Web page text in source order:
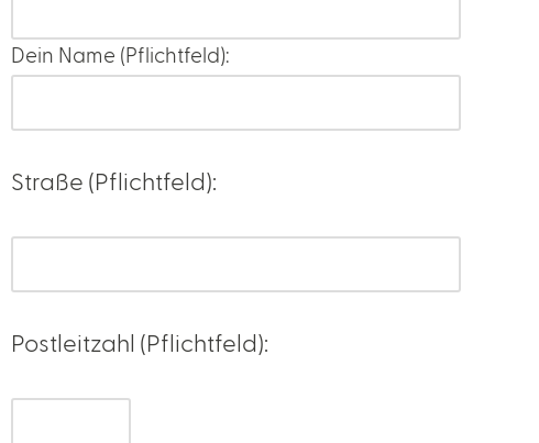
Dein Name (Pflichtfeld):
Straße (Pflichtfeld):
Postleitzahl (Pflichtfeld):